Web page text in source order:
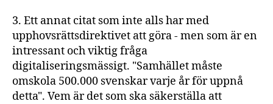
3. Ett annat citat som inte alls har med
upphovsrättsdirektivet att göra - men som är en
intressant och viktig fråga
digitaliseringsmässigt. "Samhället måste
omskola 500.000 svenskar varje år för uppnå
detta". Vem är det som ska säkerställa att